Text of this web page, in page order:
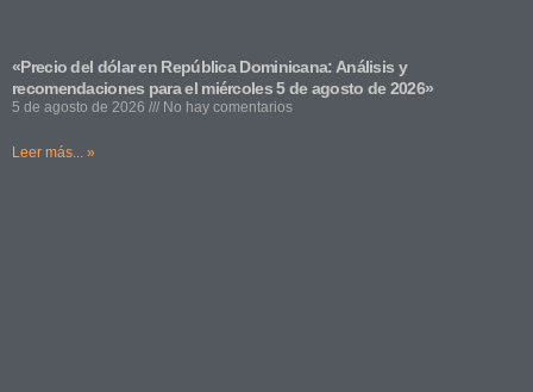
«Precio del dólar en República Dominicana: Análisis y
recomendaciones para el miércoles 5 de agosto de 2026»
5 de agosto de 2026 No hay comentarios
Leer más... »